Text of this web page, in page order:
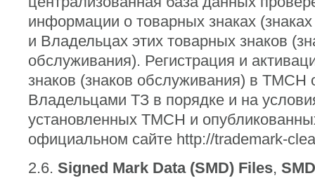
информации о товарных знаках
и Владельцах этих товарных знаков
обслуживания). Регистрация и
знаков (знаков обслуживания) в TMCH
Владельцами ТЗ в порядке и на
установленных TMCH и
официальном сайте http://trademark-
2.6. Signed Mark Data (SMD) Files,